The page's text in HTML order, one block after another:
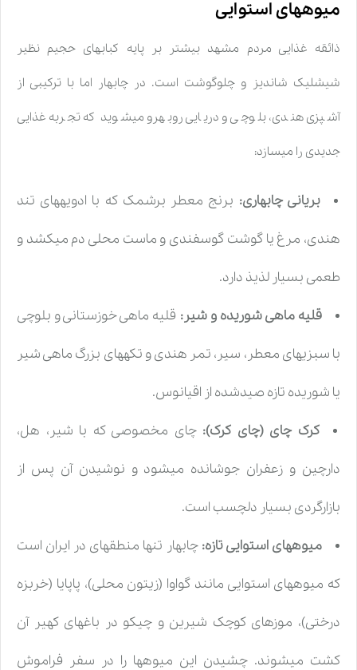
میوههای استوایی
ذائقه غذایی مردم مشهد بیشتر بر پایه کبابهای حجیم نظیر
شیشلیک شاندیز و چلوگوشت است. در چابهار اما با ترکیبی از
آشپزی هندی، بلوچی و دریایی روبهرو میشوید که تجربه غذایی
جدیدی را میسازد:
بریانی چابهاری: برنج معطر برشمک که با ادویههای تند
هندی، مرغ یا گوشت گوسفندی و ماست محلی دم میکشد و
طعمی بسیار لذیذ دارد.
قلیه ماهی شوریده و شیر: قلیه ماهی خوزستانی و بلوچی
با سبزیهای معطر، سیر، تمر هندی و تکههای بزرگ ماهی شیر
یا شوریده تازه صیدشده از اقیانوس.
کرک چای (چای کرک): چای مخصوصی که با شیر، هل،
دارچین و زعفران جوشانده میشود و نوشیدن آن پس از
بازارگردی بسیار دلچسب است.
میوههای استوایی تازه: چابهار تنها منطقهای در ایران است
که میوههای استوایی مانند گواوا (زیتون محلی)، پاپایا (خربزه
درختی)، موزهای کوچک شیرین و چیکو در باغهای کهیر آن
کشت میشوند. چشیدن این میوهها را در سفر فراموش